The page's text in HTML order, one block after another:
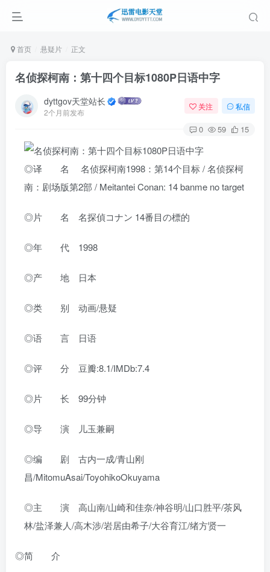
首页 悬疑片 正文
名侦探柯南：第十四个目标1080P日语中字
dyttgov天堂站长
2个月前发布
关注 私信
0 59 15
◎译 名 名侦探柯南1998：第14个目标 / 名侦探柯
南：剧场版第2部 / Meitantei Conan: 14 banme no target
◎片 名 名探偵コナン 14番目の標的
◎年 代 1998
◎产 地 日本
◎类 别 动画/悬疑
◎语 言 日语
◎评 分 豆瓣:8.1/IMDb:7.4
◎片 长 99分钟
◎导 演 儿玉兼嗣
◎编 剧 古内一成/青山刚
昌/MitomuAsai/ToyohikoOkuyama
◎主 演 高山南/山崎和佳奈/神谷明/山口胜平/茶风
林/盐泽兼人/高木涉/岩居由希子/大谷育江/绪方贤一
◎简 介